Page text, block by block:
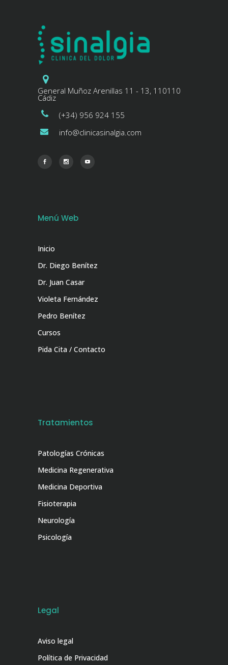
General Muñoz Arenillas 11 - 13, 110110
Cádiz
(+34) 956 924 155
info@clinicasinalgia.com
Menú Web
Inicio
Dr. Diego Benítez
Dr. Juan Casar
Violeta Fernández
Pedro Benítez
Cursos
Pida Cita / Contacto
Tratamientos
Patologías Crónicas
Medicina Regenerativa
Medicina Deportiva
Fisioterapia
Neurología
Psicología
Legal
Aviso legal
Política de Privacidad